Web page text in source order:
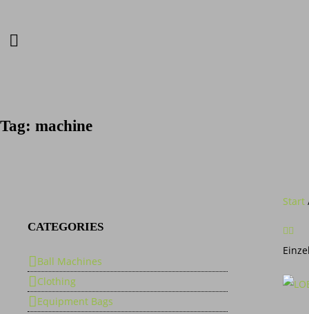
Tag: machine
Start
CATEGORIES
Ball Machines
Clothing
Equipment Bags